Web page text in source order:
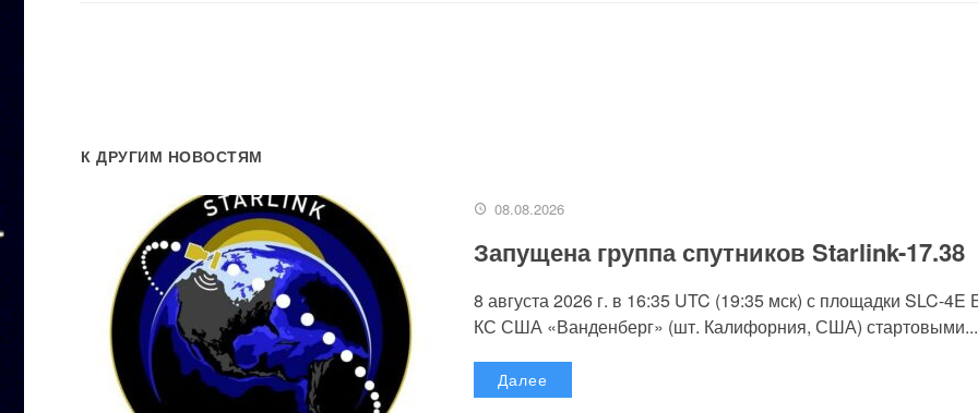
К ДРУГИМ НОВОСТЯМ
08.08.2026
Запущена группа спутников Starlink-17.38
8 августа 2026 г. в 16:35 UTC (19:35 мск) с площадки SLC-4E
КС США «Ванденберг» (шт. Калифорния, США) стартовыми...
Далее